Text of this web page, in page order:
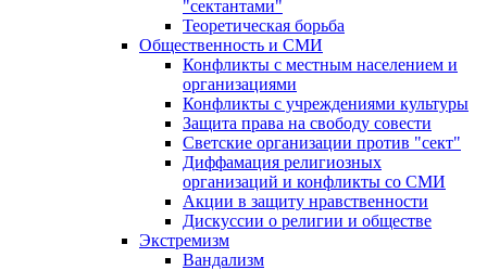
"сектантами"
Теоретическая борьба
Общественность и СМИ
Конфликты с местным населением и
организациями
Конфликты с учреждениями культуры
Защита права на свободу совести
Светские организации против "сект"
Диффамация религиозных
организаций и конфликты со СМИ
Акции в защиту нравственности
Дискуссии о религии и обществе
Экстремизм
Вандализм